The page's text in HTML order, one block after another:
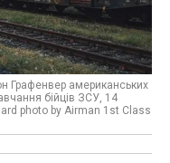
Графенвер американських
бійців ЗСУ, 14
photo by Airman 1st Class